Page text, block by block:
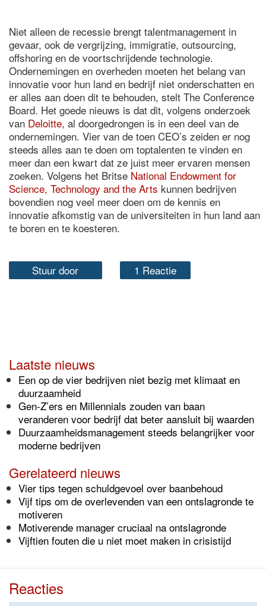
Niet alleen de recessie brengt talentmanagement in
gevaar, ook de vergrijzing, immigratie, outsourcing,
offshoring en de voortschrijdende technologie.
Ondernemingen en overheden moeten het belang van
innovatie voor hun land en bedrijf niet onderschatten en
er alles aan doen dit te behouden, stelt The Conference
Board. Het goede nieuws is dat dit, volgens onderzoek
van Deloitte, al doorgedrongen is in een deel van de
ondernemingen. Vier van de toen CEO’s zeiden er nog
steeds alles aan te doen om toptalenten te vinden en
meer dan een kwart dat ze juist meer ervaren mensen
zoeken. Volgens het Britse National Endowment for
Science, Technology and the Arts kunnen bedrijven
bovendien nog veel meer doen om de kennis en
innovatie afkomstig van de universiteiten in hun land aan
te boren en te koesteren.
Stuur door 1 Reactie
Laatste nieuws
Een op de vier bedrijven niet bezig met klimaat en
duurzaamheid
Gen-Z’ers en Millennials zouden van baan
veranderen voor bedrijf dat beter aansluit bij waarden
Duurzaamheidsmanagement steeds belangrijker voor
moderne bedrijven
Gerelateerd nieuws
Vier tips tegen schuldgevoel over baanbehoud
Vijf tips om de overlevenden van een ontslagronde te
motiveren
Motiverende manager cruciaal na ontslagronde
Vijftien fouten die u niet moet maken in crisistijd
Reacties